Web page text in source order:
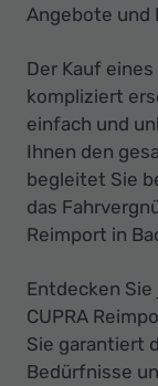
Angebote und
Der Kauf
kompliziert
einfach und
Ihnen den
begleitet Sie
das
Reimport in
Entdecken
CUPRA
Sie garantiert
Bedürfnisse